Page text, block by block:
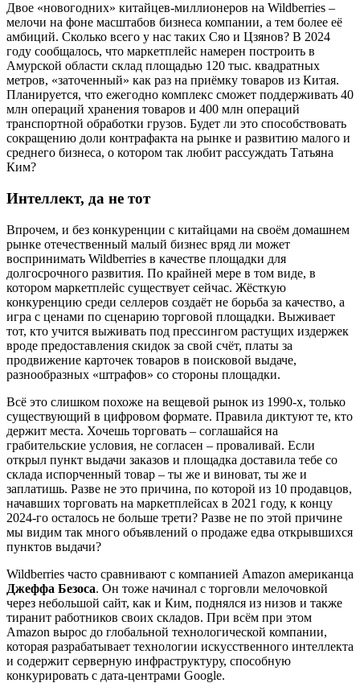
Двое «новогодних» китайцев-миллионеров на Wildberries –
мелочи на фоне масштабов бизнеса компании, а тем более её
амбиций. Сколько всего у нас таких Сяо и Цзянов? В 2024
году сообщалось, что маркетплейс намерен построить в
Амурской области склад площадью 120 тыс. квадратных
метров, «заточенный» как раз на приёмку товаров из Китая.
Планируется, что ежегодно комплекс сможет поддерживать 40
млн операций хранения товаров и 400 млн операций
транспортной обработки грузов. Будет ли это способствовать
сокращению доли контрафакта на рынке и развитию малого и
среднего бизнеса, о котором так любит рассуждать Татьяна
Ким?
Интеллект, да не тот
Впрочем, и без конкуренции с китайцами на своём домашнем
рынке оте­чественный малый бизнес вряд ли может
воспринимать Wildberries в качестве площадки для
долгосрочного развития. По крайней мере в том виде, в
котором маркетплейс существует сейчас. Жёсткую
конкуренцию среди селлеров создаёт не борьба за качество, а
игра с ценами по сценарию торговой площадки. Выживает
тот, кто учится выживать под прессингом растущих издержек
вроде предоставления скидок за свой счёт, платы за
продвижение карточек товаров в поисковой выдаче,
разнообразных «штрафов» со стороны площадки.
Всё это слишком похоже на вещевой рынок из 1990-х, только
существующий в цифровом формате. Правила диктуют те, кто
держит места. Хочешь торговать – соглашайся на
грабительские условия, не согласен – проваливай. Если
открыл пункт выдачи заказов и площадка доставила тебе со
склада испорченный товар – ты же и виноват, ты же и
заплатишь. Разве не это причина, по которой из 10 продавцов,
начавших торговать на маркетплейсах в 2021 году, к концу
2024-го осталось не больше трети? Разве не по этой причине
мы видим так много объявлений о продаже едва открывшихся
пунктов выдачи?
Wildberries часто сравнивают с компанией Amazon американца
Джеффа Безоса. Он тоже начинал с торговли мелочовкой
через небольшой сайт, как и Ким, поднялся из низов и также
тиранит работников своих складов. При всём при этом
Amazon вырос до глобальной технологической компании,
которая разрабатывает технологии искусственного интеллекта
и содержит серверную инфраструктуру, способную
конкурировать с дата-центрами Google.